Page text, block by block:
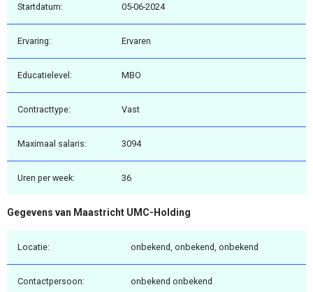
Startdatum: 05-06-2024
Ervaring: Ervaren
Educatielevel: MBO
Contracttype: Vast
Maximaal salaris: 3094
Uren per week: 36
Gegevens van Maastricht UMC-Holding
Locatie: onbekend, onbekend, onbekend
Contactpersoon: onbekend onbekend